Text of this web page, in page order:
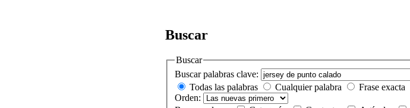
Buscar
Buscar
Buscar palabras clave:
Todas las palabras Cualquier palabra
Frase exacta
Orden: